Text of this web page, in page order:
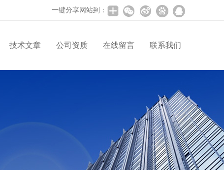
一键分享网站到：
技术文章 公司资质 在线留言 联系我们